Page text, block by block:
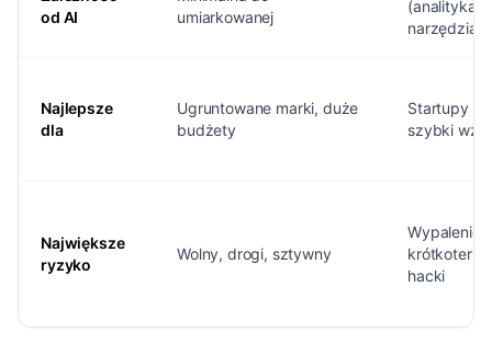
od AI
umiarkowanej
(analityka,
narzędzia)
Najlepsze
dla
Ugruntowane marki, duże
budżety
Startupy
szybki
Największe
ryzyko
Wolny, drogi, sztywny
Wypalenie,
hacki